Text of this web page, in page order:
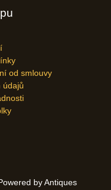
od smlouvy
údajů
by Antiques